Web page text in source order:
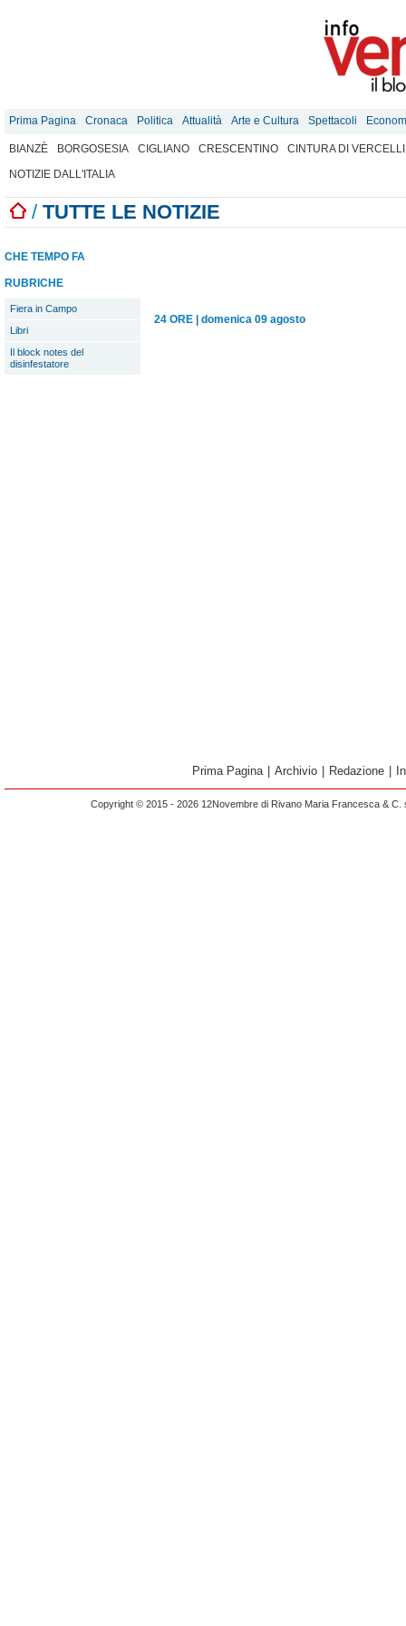
Prima Pagina Cronaca Politica Attualità Arte e Cultura Spettacoli
BIANZÈ BORGOSESIA CIGLIANO CRESCENTINO
CINTURA DI VERCELLI
NOTIZIE DALL'ITALIA
/ TUTTE LE NOTIZIE
CHE TEMPO FA
RUBRICHE
Fiera in Campo
Libri
Il block notes del
disinfestatore
24 ORE domenica 09 agosto
Prima Pagina Archivio Redazione
Copyright © 2015 - 2026 12Novembre di Rivano Maria Francesca &